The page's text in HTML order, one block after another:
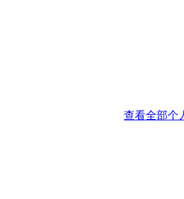
查看全部个